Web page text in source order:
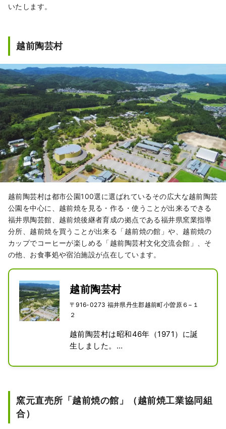
いたします。
越前陶芸村
越前陶芸村は都市公園100選に選ばれているその広大な越前陶芸
公園を中心に、越前焼を見る・作る・使うことが出来るできる
福井県陶芸館、越前焼後継者育成の拠点である福井県窯業指導
分所、越前焼を買うことが出来る「越前焼の館」や、越前焼の
カップでコーヒーが楽しめる「越前陶芸村文化交流会館」、そ
の他、お食事処や宿泊施設が点在しています。
越前陶芸村
〒916-0273 福井県丹生郡越前町小曽原６−１
２
越前陶芸村は昭和46年（1971）に誕
生しました。
た後に衰退をたどっており、その産地
技術と行動力のある若い陶芸家の受け
窯元直売所「越前焼の館」（越前焼工業協同組
合）